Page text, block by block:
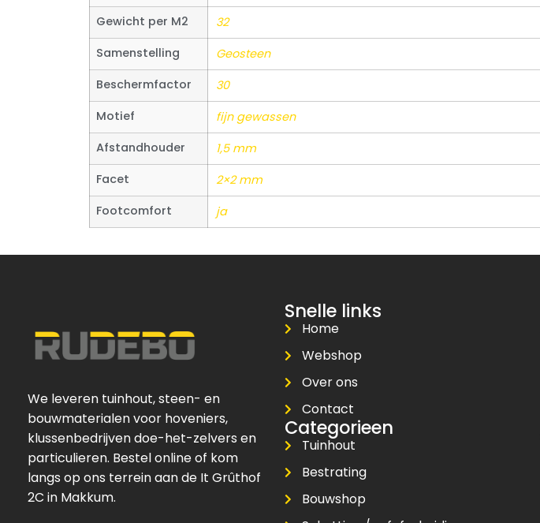
Gewicht per M2
32
Samenstelling
Geosteen
Beschermfactor
30
Motief
fijn gewassen
Afstandhouder
1,5 mm
Facet
2×2 mm
Footcomfort
ja
We leveren tuinhout, steen- en
bouwmaterialen voor hoveniers,
klussenbedrijven doe-het-zelvers en
particulieren. Bestel online of kom
langs op ons terrein aan de It Grûthof
2C in Makkum.
Snelle links
Home
Webshop
Over ons
Contact
Categorieen
Tuinhout
Bestrating
Bouwshop